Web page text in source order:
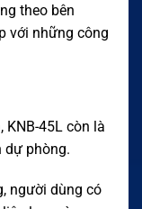
theo bên
với những công
KNB-45L còn là
dự phòng.
người dùng có